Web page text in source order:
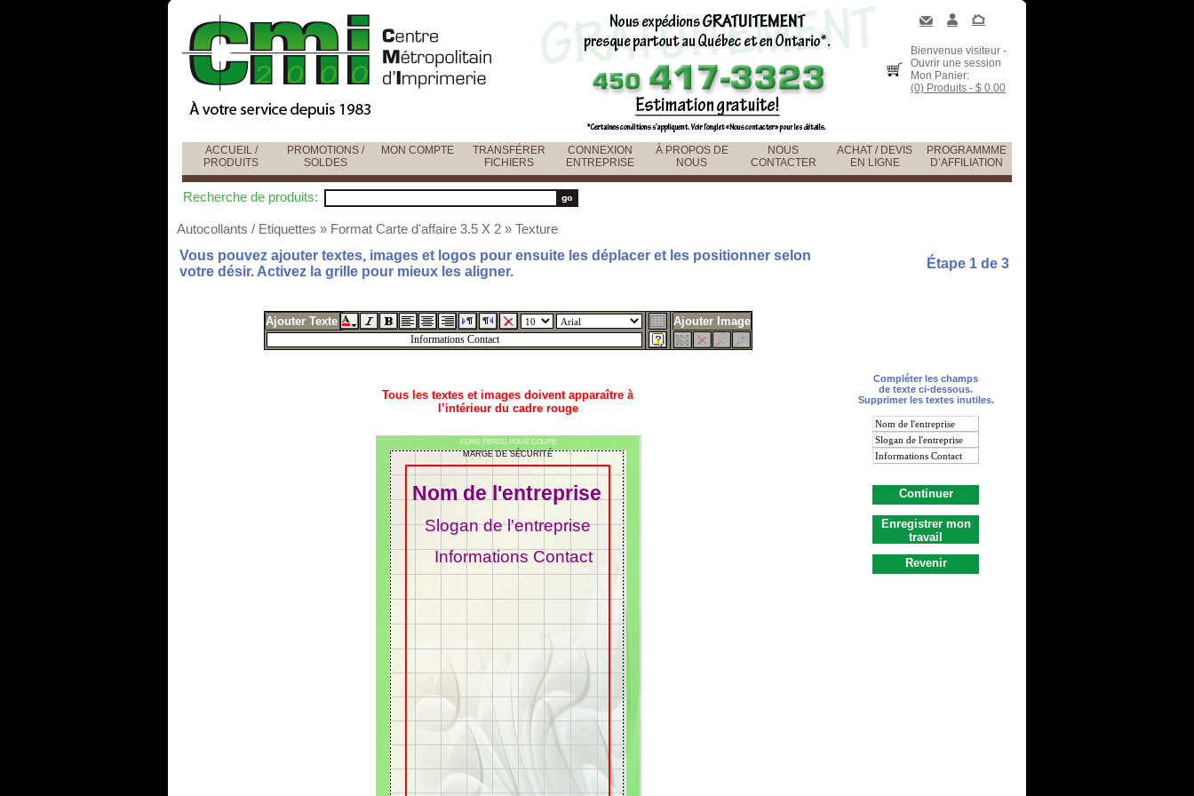
Bienvenue visiteur -
Ouvrir une session
Mon Panier:
(0) Produits - $ 0.00
ACCUEIL /
PRODUITS
PROMOTIONS /
SOLDES
MON COMPTE
TRANSFÉRER
FICHIERS
CONNEXION
ENTREPRISE
À PROPOS DE
NOUS
NOUS
CONTACTER
ACHAT / DEVIS
EN LIGNE
PROGRAMMME
D’AFFILIATION
Recherche de produits:
Autocollants / Etiquettes » Format Carte d'affaire 3.5 X 2 » Texture
Vous pouvez ajouter textes, images et logos pour ensuite les déplacer et les positionner selon
votre désir. Activez la grille pour mieux les aligner.
Étape 1 de 3
Ajouter Texte Ajouter Image
Nom de l'entreprise
Slogan de l'entreprise
Informations Contact
FOND PERDU POUR COUPE
MARGE DE SÉCURITÉ
Tous les textes et images doivent apparaître à
l’intérieur du cadre rouge
Compléter les champs
de texte ci-dessous.
Supprimer les textes inutiles.
Continuer
Enregistrer mon
travail
Revenir